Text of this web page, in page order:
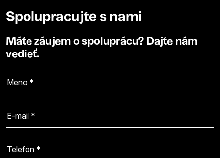
Spolupracujte s nami
Máte záujem o spoluprácu? Dajte nám
vedieť.